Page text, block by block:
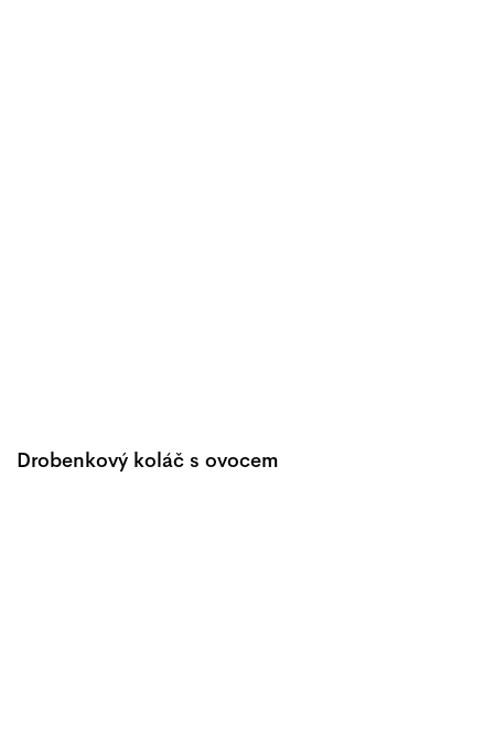
Drobenkový koláč s ovocem